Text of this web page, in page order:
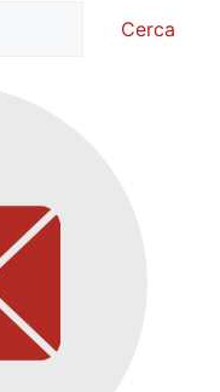
Cerca